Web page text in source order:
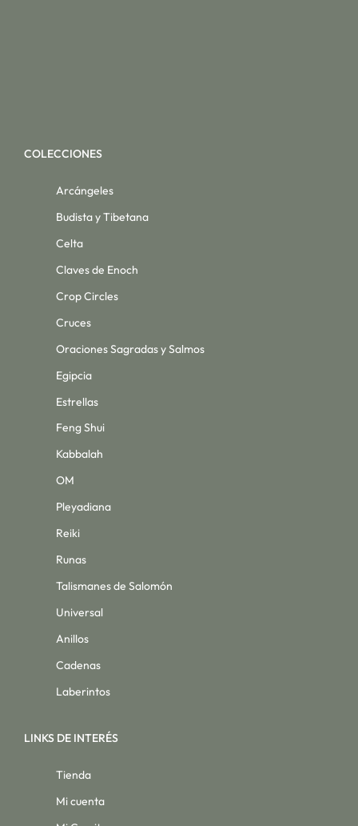
COLECCIONES
Arcángeles
Budista y Tibetana
Celta
Claves de Enoch
Crop Circles
Cruces
Oraciones Sagradas y Salmos
Egipcia
Estrellas
Feng Shui
Kabbalah
OM
Pleyadiana
Reiki
Runas
Talismanes de Salomón
Universal
Anillos
Cadenas
Laberintos
LINKS DE INTERÉS
Tienda
Mi cuenta